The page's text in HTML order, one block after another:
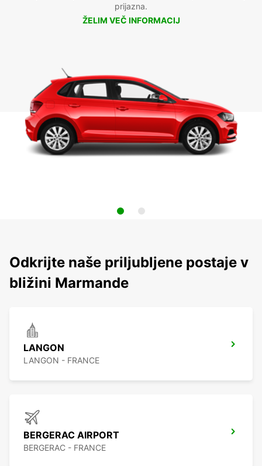
prijazna.
ŽELIM VEČ INFORMACIJ
Odkrijte naše priljubljene postaje v
bližini Marmande
LANGON
LANGON - FRANCE
BERGERAC AIRPORT
BERGERAC - FRANCE